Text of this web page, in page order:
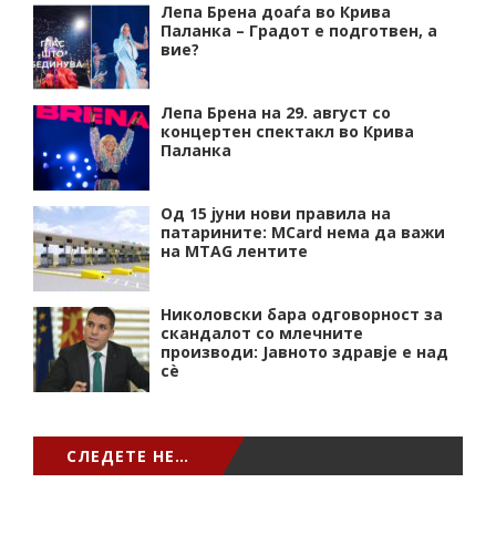
Лепа Брена доаѓа во Крива
Паланка – Градот е подготвен, а
вие?
Лепа Брена на 29. август со
концертен спектакл во Крива
Паланка
Од 15 јуни нови правила на
патарините: MCard нема да важи
на MTAG лентите
Николовски бара одговорност за
скандалот со млечните
производи: Јавното здравје е над
сѐ
СЛЕДЕТЕ НЕ…